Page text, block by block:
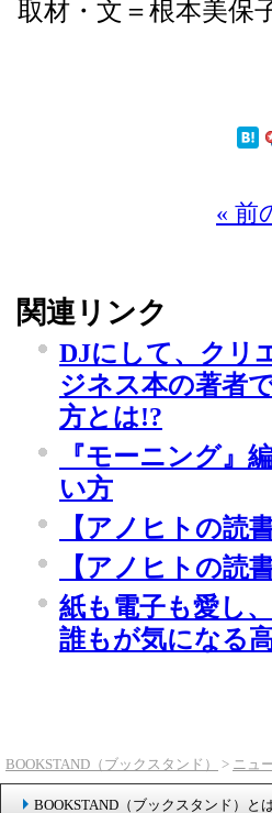
取材・文＝根本美保
« 前
関連リンク
DJにして、クリ
ジネス本の著者
方とは!?
『モーニング』
い方
【アノヒトの読
【アノヒトの読
紙も電子も愛し
誰もが気になる
BOOKSTAND（ブックスタンド） > ニュ
BOOKSTAND（ブックスタンド）と